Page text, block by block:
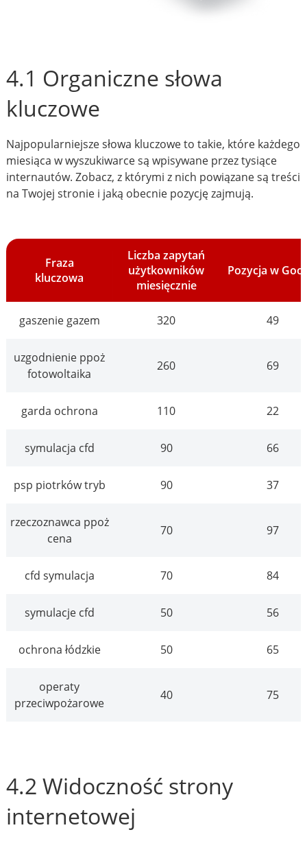
4.1 Organiczne słowa
kluczowe
Najpopularniejsze słowa kluczowe to takie, które każdego
miesiąca w wyszukiwarce są wpisywane przez tysiące
internautów. Zobacz, z którymi z nich powiązane są treści
na Twojej stronie i jaką obecnie pozycję zajmują.
Fraza
kluczowa
Liczba zapytań
użytkowników
miesięcznie
Pozycja w
gaszenie gazem 320 49
uzgodnienie ppoż
fotowoltaika
260 69
garda ochrona 110 22
symulacja cfd 90 66
psp piotrków tryb 90 37
rzeczoznawca ppoż
cena
70 97
cfd symulacja 70 84
symulacje cfd 50 56
ochrona łódzkie 50 65
operaty
przeciwpożarowe
40 75
4.2 Widoczność strony
internetowej